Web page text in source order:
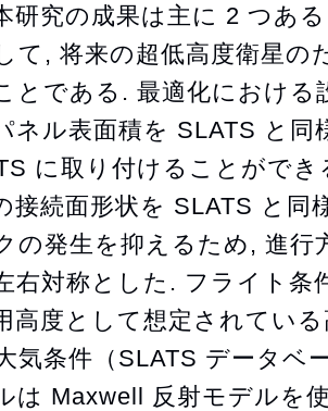
研究の成果は主に 2 つあ
て, 将来の超低高度衛星の
とである. 最適化における
ネル表面積を SLATS と
に取り付けることがで
接続面形状を SLATS と同
の発生を抑えるため, 進行
右対称とした. フライト条
高度として想定されてい
気条件（SLATS データベ
は Maxwell 反射モデルを